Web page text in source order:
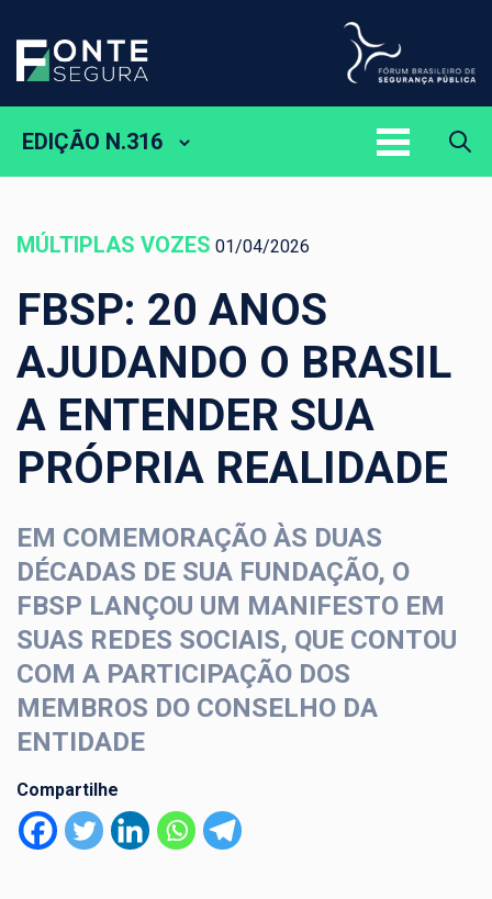
EDIÇÃO N.316
MÚLTIPLAS VOZES 01/04/2026
FBSP: 20 ANOS
AJUDANDO O BRASIL
A ENTENDER SUA
PRÓPRIA REALIDADE
EM COMEMORAÇÃO ÀS DUAS
DÉCADAS DE SUA FUNDAÇÃO, O
FBSP LANÇOU UM MANIFESTO EM
SUAS REDES SOCIAIS, QUE CONTOU
COM A PARTICIPAÇÃO DOS
MEMBROS DO CONSELHO DA
ENTIDADE
Compartilhe